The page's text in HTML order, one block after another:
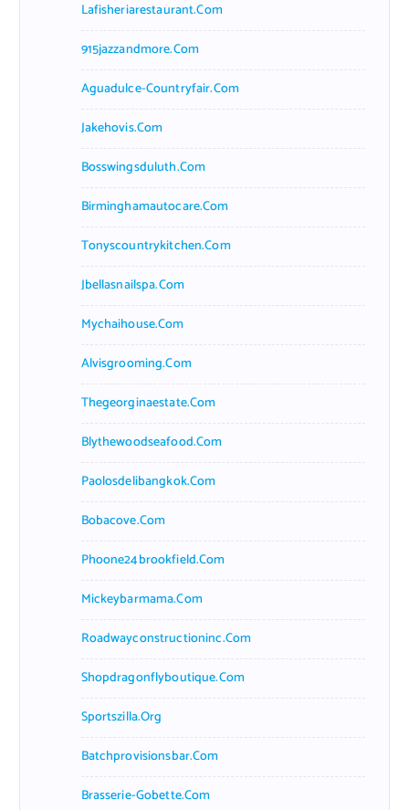
Lafisheriarestaurant.com
915jazzandmore.com
Aguadulce-Countryfair.com
Jakehovis.com
Bosswingsduluth.com
Birminghamautocare.com
Tonyscountrykitchen.com
Jbellasnailspa.com
Mychaihouse.com
Alvisgrooming.com
Thegeorginaestate.com
Blythewoodseafood.com
Paolosdelibangkok.com
Bobacove.com
Phoone24brookfield.com
Mickeybarmama.com
Roadwayconstructioninc.com
Shopdragonflyboutique.com
Sportszilla.org
Batchprovisionsbar.com
Brasserie-Gobette.com